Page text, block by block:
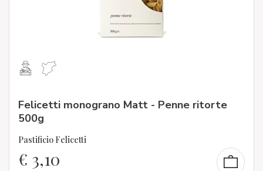
Felicetti monograno Matt - Penne ritorte
500g
Pastificio Felicetti
€ 3,10